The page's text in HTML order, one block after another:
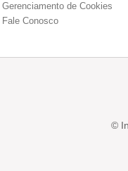
Gerenciamento de Cookies
Fale Conosco
©